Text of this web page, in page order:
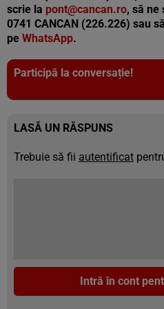
scrie la pont@cancan.ro, să ne
0741 CANCAN (226.226) sau
pe WhatsApp.
Participă la conversație!
LASĂ UN RĂSPUNS
Trebuie să fii autentificat
Intră în cont